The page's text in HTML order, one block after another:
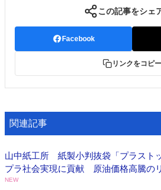
この記事をシェ
Facebook
リンクをコピー
関連記事
山中紙工所 紙製小判抜袋「プラスト
プラ社会実現に貢献 原油価格高騰の
NEW